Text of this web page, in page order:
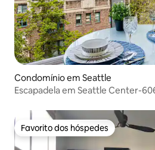
Condomínio em Seattle
Escapadela em Seattle Center-
Favorito dos hóspedes
Favorito dos hóspedes